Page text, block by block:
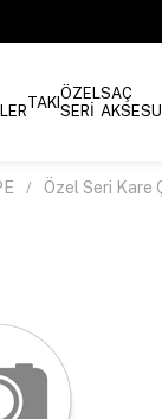
TAKIÖZEL
SERİ
SAÇ
Özel Seri Kare